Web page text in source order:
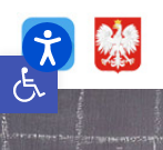
Open toolbar